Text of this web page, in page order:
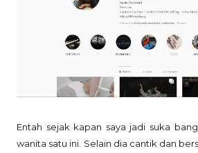
Entah sejak kapan saya jadi suka
wanita satu ini. Selain dia cantik dan